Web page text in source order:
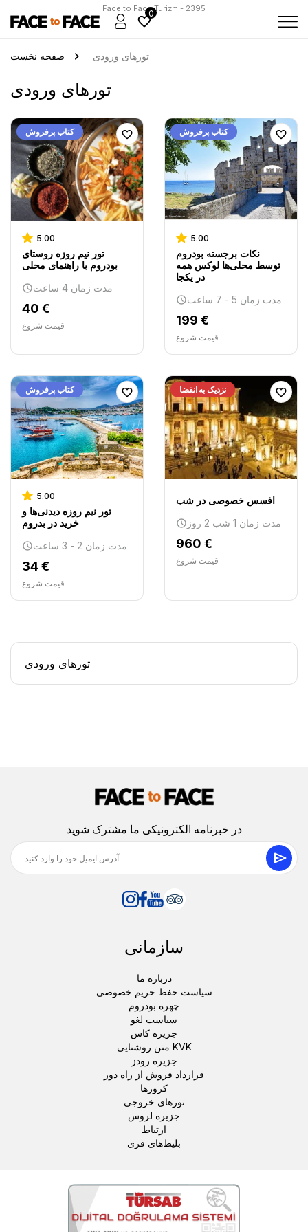
Face to Face Turizm - 2395
0
صفحه نخست تورهای ورودی
تورهای ورودی
کتاب پرفروش
5.00
تور نیم روزه روستای
بودروم با راهنمای محلی
مدت زمان 4 ساعت
40 €
قیمت شروع
کتاب پرفروش
5.00
نکات برجسته بودروم
توسط محلی‌ها لوکس همه
در یکجا
مدت زمان 5 - 7 ساعت
199 €
قیمت شروع
کتاب پرفروش
5.00
تور نیم روزه دیدنی‌ها و
خرید در بدروم
مدت زمان 2 - 3 ساعت
34 €
قیمت شروع
نزدیک به انقضا
افسس خصوصی در شب
مدت زمان 1 شب 2 روز
960 €
قیمت شروع
تورهای ورودی
در خبرنامه الکترونیکی ما مشترک شوید
سازمانی
درباره ما
سیاست حفظ حریم خصوصی
چهره بودروم
سیاست لغو
جزیره کاس
متن روشنایی KVK
جزیره رودز
قرارداد فروش از راه دور
کروزها
تورهای خروجی
جزیره لروس
ارتباط
بلیط‌های فری